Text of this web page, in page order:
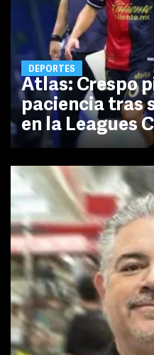
DEPORTES
Atlas: Crespo
paciencia tras
en la Leagues